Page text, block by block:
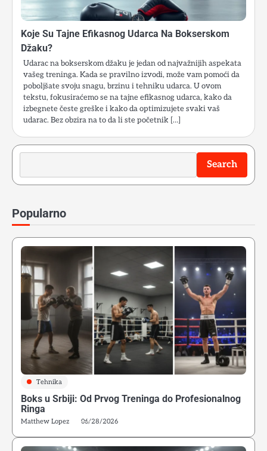
Koje Su Tajne Efikasnog Udarca Na Bokserskom
Džaku?
Udarac na bokserskom džaku je jedan od najvažnijih aspekata
vašeg treninga. Kada se pravilno izvodi, može vam pomoći da
poboljšate svoju snagu, brzinu i tehniku udarca. U ovom
tekstu, fokusiraćemo se na tajne efikasnog udarca, kako da
izbegnete česte greške i kako da optimizujete svaki vaš
udarac. Bez obzira na to da li ste početnik […]
Search
Search
Popularno
Tehnika
Boks u Srbiji: Od Prvog Treninga do Profesionalnog
Ringa
Matthew Lopez 06/28/2026